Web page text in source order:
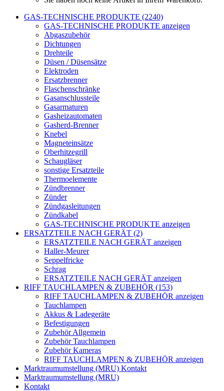
GAS-TECHNISCHE PRODUKTE (2240)
GAS-TECHNISCHE PRODUKTE anzeigen
Abgaszubehör
Dichtungen
Drehteile
Düsen / Düsensätze
Elektroden
Ersatzbrenner
Flaschenschränke
Gasanschlussteile
Gasarmaturen
Gasheizautomaten
Gasherd-Brenner
Knebel
Magneteinsätze
Oberhitzegrill
Schaugläser
sonstige Ersatzteile
Thermoelemente
Zündbrenner
Zünder
Zündgasleitungen
Zündkabel
GAS-TECHNISCHE PRODUKTE anzeigen
ERSATZTEILE NACH GERÄT (2)
ERSATZTEILE NACH GERÄT anzeigen
Haller-Meurer
Seppelfricke
Schrag
ERSATZTEILE NACH GERÄT anzeigen
RIFF TAUCHLAMPEN & ZUBEHÖR (153)
RIFF TAUCHLAMPEN & ZUBEHÖR anzeigen
Tauchlampen
Akkus & Ladegeräte
Befestigungen
Zubehör Allgemein
Zubehör Tauchlampen
Zubehör Kameras
RIFF TAUCHLAMPEN & ZUBEHÖR anzeigen
Marktraumumstellung (MRU) Kontakt
Marktraumumstellung (MRU)
Kontakt